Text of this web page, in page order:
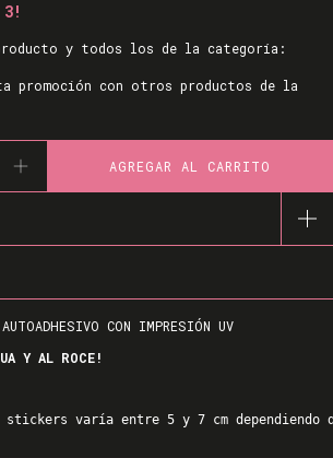
y todos los de la categoría:
promoción con otros productos de la
CON IMPRESIÓN UV
Y AL ROCE!
stickers varía entre 5 y 7 cm dependiendo